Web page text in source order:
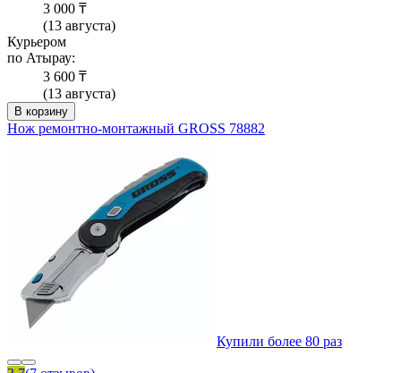
3 000 ₸
(13 августа)
Курьером
по Атырау:
3 600 ₸
(13 августа)
В корзину
Нож ремонтно-монтажный GROSS 78882
Купили более 80 раз